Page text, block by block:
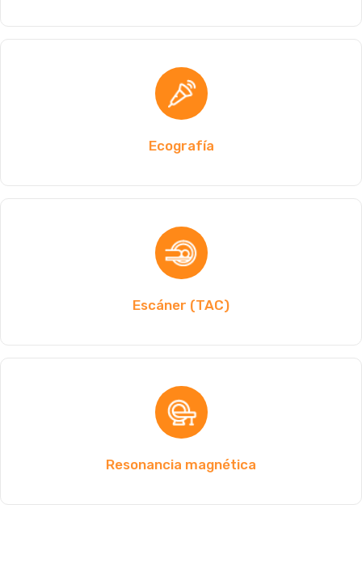
Ecografía
Escáner (TAC)
Resonancia magnética